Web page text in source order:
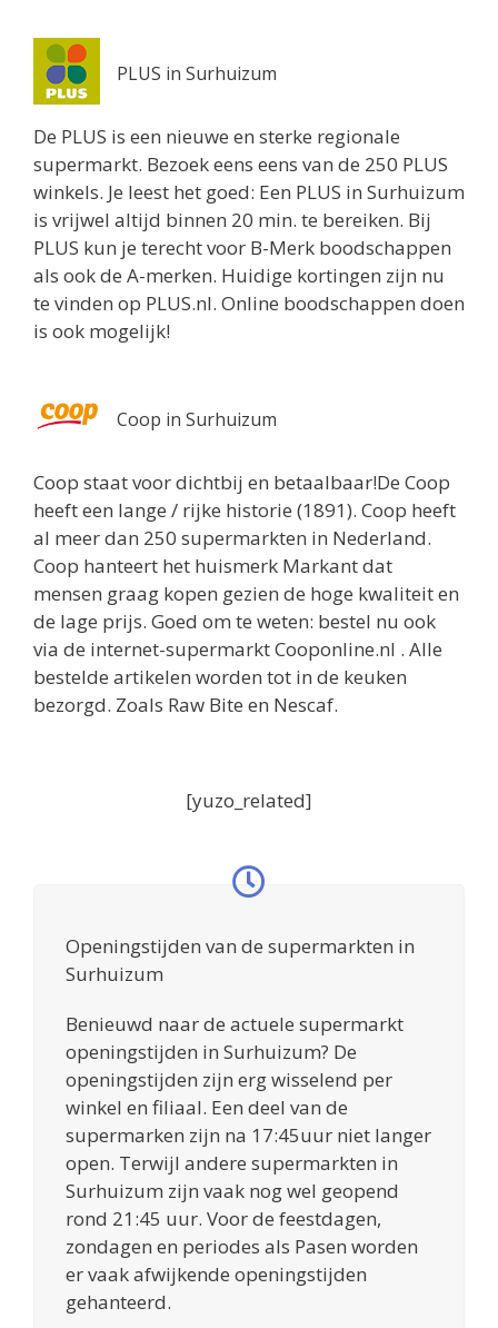
PLUS in Surhuizum
De PLUS is een nieuwe en sterke regionale
supermarkt. Bezoek eens eens van de 250 PLUS
winkels. Je leest het goed: Een PLUS in Surhuizum
is vrijwel altijd binnen 20 min. te bereiken. Bij
PLUS kun je terecht voor B-Merk boodschappen
als ook de A-merken. Huidige kortingen zijn nu
te vinden op PLUS.nl. Online boodschappen doen
is ook mogelijk!
Coop in Surhuizum
Coop staat voor dichtbij en betaalbaar!De Coop
heeft een lange / rijke historie (1891). Coop heeft
al meer dan 250 supermarkten in Nederland.
Coop hanteert het huismerk Markant dat
mensen graag kopen gezien de hoge kwaliteit en
de lage prijs. Goed om te weten: bestel nu ook
via de internet-supermarkt Cooponline.nl . Alle
bestelde artikelen worden tot in de keuken
bezorgd. Zoals Raw Bite en Nescaf.
[yuzo_related]
Openingstijden van de supermarkten in
Surhuizum
Benieuwd naar de actuele supermarkt
openingstijden in Surhuizum? De
openingstijden zijn erg wisselend per
winkel en filiaal. Een deel van de
supermarken zijn na 17:45uur niet langer
open. Terwijl andere supermarkten in
Surhuizum zijn vaak nog wel geopend
rond 21:45 uur. Voor de feestdagen,
zondagen en periodes als Pasen worden
er vaak afwijkende openingstijden
gehanteerd.